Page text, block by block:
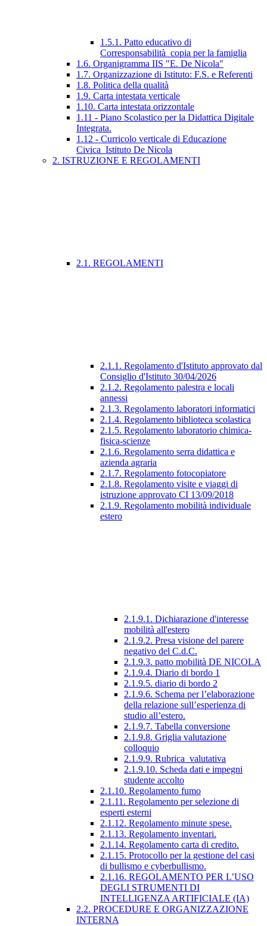
1.5.1. Patto educativo di
Corresponsabilità_copia per la famiglia
1.6. Organigramma IIS "E. De Nicola"
1.7. Organizzazione di Istituto: F.S. e Referenti
1.8. Politica della qualità
1.9. Carta intestata verticale
1.10. Carta intestata orizzontale
1.11 - Piano Scolastico per la Didattica Digitale
Integrata.
1.12 - Curricolo verticale di Educazione
Civica_Istituto De Nicola
2. ISTRUZIONE E REGOLAMENTI
2.1. REGOLAMENTI
2.1.1. Regolamento d'Istituto approvato dal
Consiglio d'Istituto 30/04/2026
2.1.2. Regolamento palestra e locali
annessi
2.1.3. Regolamento laboratori informatici
2.1.4. Regolamento biblioteca scolastica
2.1.5. Regolamento laboratorio chimica-
fisica-scienze
2.1.6. Regolamento serra didattica e
azienda agraria
2.1.7. Regolamento fotocopiatore
2.1.8. Regolamento visite e viaggi di
istruzione approvato CI 13/09/2018
2.1.9. Regolamento mobilità individuale
estero
2.1.9.1. Dichiarazione d'interesse
mobilità all'estero
2.1.9.2. Presa visione del parere
negativo del C.d.C.
2.1.9.3. patto mobilità DE NICOLA
2.1.9.4. Diario di bordo 1
2.1.9.5. diario di bordo 2
2.1.9.6. Schema per l’elaborazione
della relazione sull’esperienza di
studio all’estero.
2.1.9.7. Tabella conversione
2.1.9.8. Griglia valutazione
colloquio
2.1.9.9. Rubrica_valutativa
2.1.9.10. Scheda dati e impegni
studente accolto
2.1.10. Regolamento fumo
2.1.11. Regolamento per selezione di
esperti esterni
2.1.12. Regolamento minute spese.
2.1.13. Regolamento inventari.
2.1.14. Regolamento carta di credito.
2.1.15. Protocollo per la gestione del casi
di bullismo e cyberbullismo.
2.1.16. REGOLAMENTO PER L’USO
DEGLI STRUMENTI DI
INTELLIGENZA ARTIFICIALE (IA)
2.2. PROCEDURE E ORGANIZZAZIONE
INTERNA